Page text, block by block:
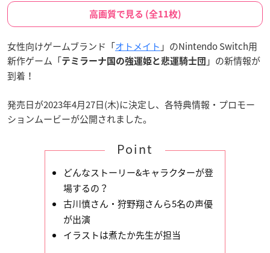
高画質で見る (全11枚)
女性向けゲームブランド「オトメイト 」のNintendo Switch用
新作ゲーム「テミラーナ国の強運姫と悲運騎士団 」の新情報が
到着！
発売日が2023年4月27日(木)に決定し、各特典情報・プロモー
ションムービーが公開されました。
Point
どんなストーリー&キャラクターが登
場するの？
古川慎さん・狩野翔さんら5名の声優
が出演
イラストは煮たか先生が担当